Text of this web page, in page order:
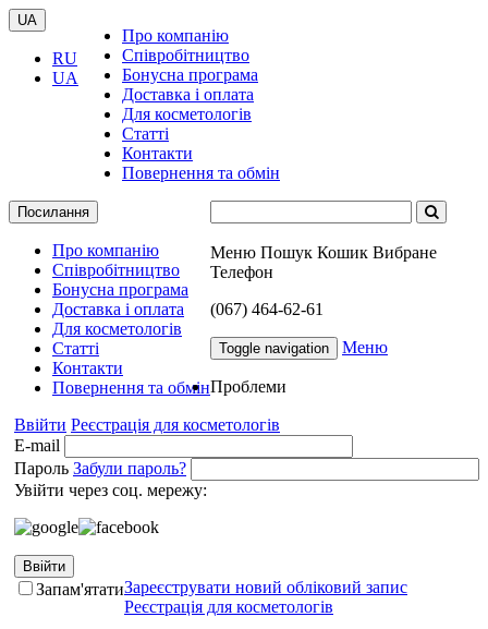
UA
RU
UA
Про компанію
Співробітництво
Бонусна програма
Доставка і оплата
Для косметологів
Статті
Контакти
Повернення та обмін
Посилання
Про компанію
Співробітництво
Бонусна програма
Доставка і оплата
Для косметологів
Статті
Контакти
Повернення та обмін
Ввійти Реєстрація для косметологів
E-mail
Пароль Забули пароль?
Увійти через соц. мережу:
Ввійти
Запам'ятатиЗареєструвати новий обліковий запис
Реєстрація для косметологів
Меню Пошук Кошик Вибране
Телефон
(067) 464-62-61
Toggle navigation Меню
Проблеми